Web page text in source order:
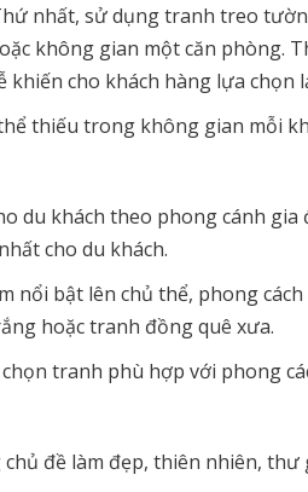
nhất, sử dụng tranh treo
không gian một căn phòng.
cho khách hàng lựa chọn
thiếu trong không gian mỗi
du khách theo phong cánh
cho du khách.
bật lên chủ thể, phong
hoặc tranh đồng quê xưa.
tranh phù hợp với phong
đề làm đẹp, thiên nhiên,